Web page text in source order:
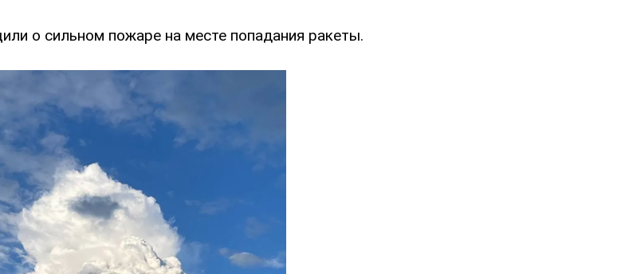
о сильном пожаре на месте попадания ракеты.